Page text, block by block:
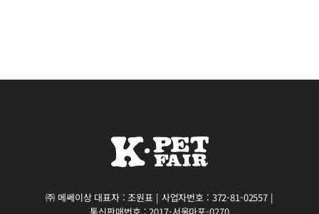
㈜ 메쎄이상 대표자 : 조원표 | 사업자번호 : 372-81-02557 |
통신판매번호 : 2017-서울마포-0270